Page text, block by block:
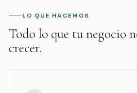
LO QUE HACEMOS
Todo lo que tu negocio
crecer.